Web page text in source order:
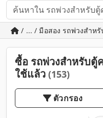
/ ... / มือสอง รถพ่วงสำห
ซื้อ รถพ่วงสำหรับตู้
ใช้แล้ว (153)
ตัวกรอง